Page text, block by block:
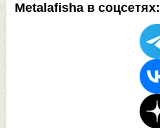
Metalafisha в соцсетях: